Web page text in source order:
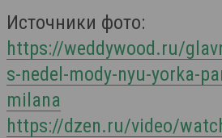
Источники фото:
https://weddywood.ru/
s-nedel-mody-nyu-yorka-
milana
https://dzen.ru/video/